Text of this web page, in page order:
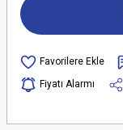
Fiyatı Alarmı